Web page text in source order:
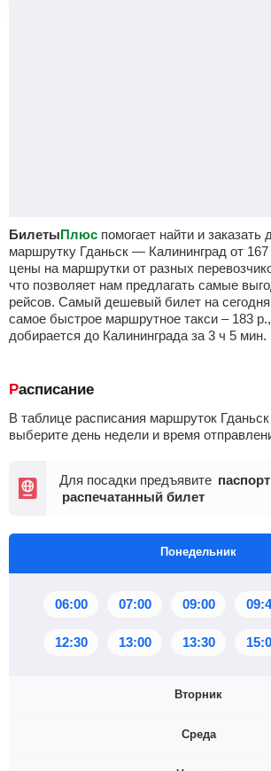
БилетыПлюс помогает найти и
маршрутку Гданьск — Калининград от 167
цены на маршрутки от разных
что позволяет нам предлагать самые
рейсов. Самый дешевый билет на сегодня
самое быстрое маршрутное такси – 183 р.
добирается до Калининграда за 3 ч 5 мин.
Расписание
В таблице расписания маршруток
выберите день недели и время
Для посадки предъявите паспорт
распечатанный билет
Понедельник
06:00 07:00 09:00
12:30 13:00 13:30
Вторник
Среда